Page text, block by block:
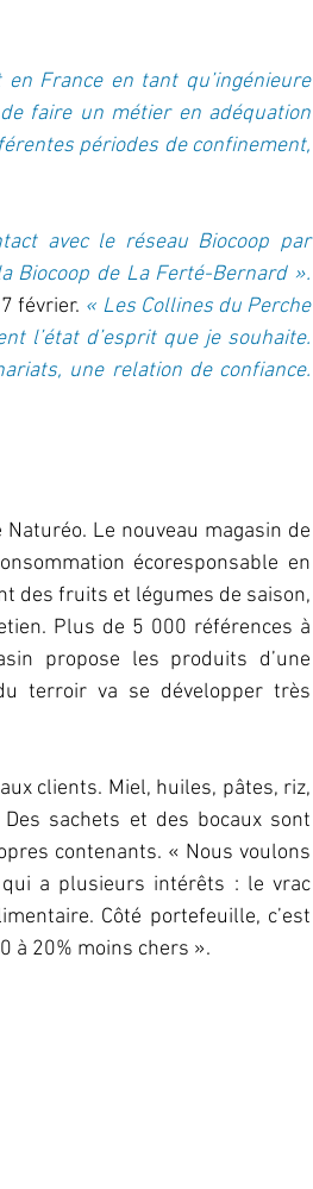
France en tant qu’ingénieure
faire un métier en adéquation
périodes de confinement,
avec le réseau Biocoop par
février. « Les Collines du Perche
l’état d’esprit que je souhaite.
une relation de confiance.
Le nouveau magasin de
écoresponsable en
des fruits et légumes de saison,
propose les produits d’une
terroir va se développer très
clients. Miel, huiles, pâtes, riz,
sachets et des bocaux sont
contenants. « Nous voulons
a plusieurs intérêts : le vrac
Côté portefeuille, c’est
à 20% moins chers ».